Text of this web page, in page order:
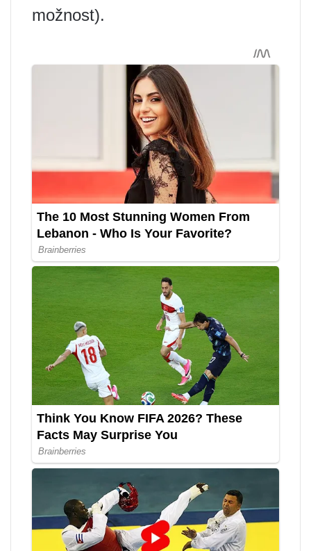
možnost).